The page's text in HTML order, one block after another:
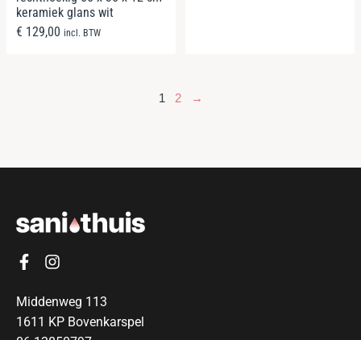
keramiek glans wit
€ 129,00 incl. BTW
1 2 →
Middenweg 113
1611 KP Bovenkarspel